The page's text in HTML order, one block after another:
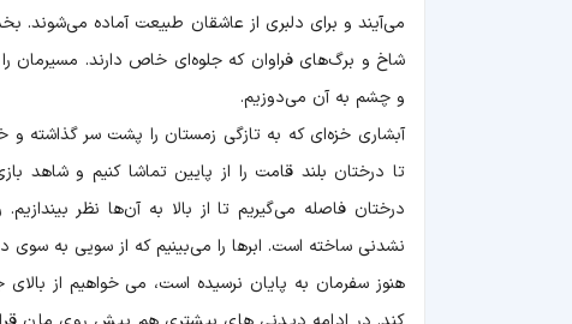
می‌آیند و برای دلبری از عاشقان طبیعت آماده می‌شوند.
شاخ و برگ‌های فراوان که جلوه‌ای خاص دارند. مسیرمان
و چشم به آن می‌دوزیم.
آبشاری خزه‌ای که به تازگی زمستان را پشت سر گذاشته
تا درختان بلند قامت را از پایین تماشا کنیم و شاهد
درختان فاصله می‌گیریم تا از بالا به آن‌ها نظر
نشدنی ساخته است. ابرها را می‌بینیم که از سویی به سوی
هنوز سفرمان به پایان نرسیده است، می خواهیم از